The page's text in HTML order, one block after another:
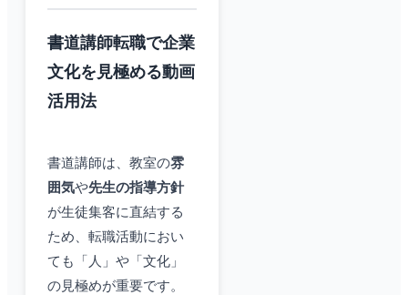
書道講師転職で企業
文化を見極める動画
活用法
書道講師は、教室の雰
囲気や先生の指導方針
が生徒集客に直結する
ため、転職活動におい
ても「人」や「文化」
の見極めが重要です。